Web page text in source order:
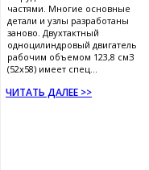
частями. Многие основные
детали и узлы разработаны
заново. Двухтактный
одноцилиндровый двигатель
рабочим объемом 123,8 смЗ
(52x58) имеет спец...
ЧИТАТЬ ДАЛЕЕ >>